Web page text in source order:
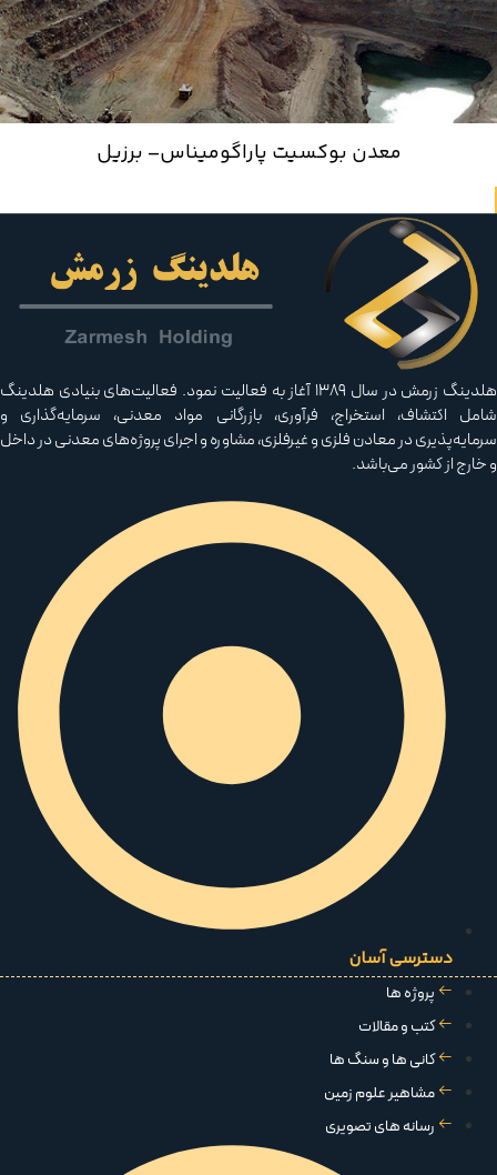
معدن بوکسیت پاراگومیناس– برزیل
هلدینگ زرمش در سال ۱۳۸۹ آغاز به فعالیت‌ نمود. فعالیت‌های بنیادی هلدینگ
اکتشاف، استخراج، فرآوری، بازرگانی مواد معدنی، سرمایه‌گذاری و
در معادن فلزی و غیرفلزی، مشاوره و اجرای پروژه‌های معدنی در داخل
از کشور می‌باشد.
دسترسی آسان
پروژه ها
کتب و مقالات
کانی ها و سنگ ها
مشاهیر علوم زمین
رسانه های تصویری